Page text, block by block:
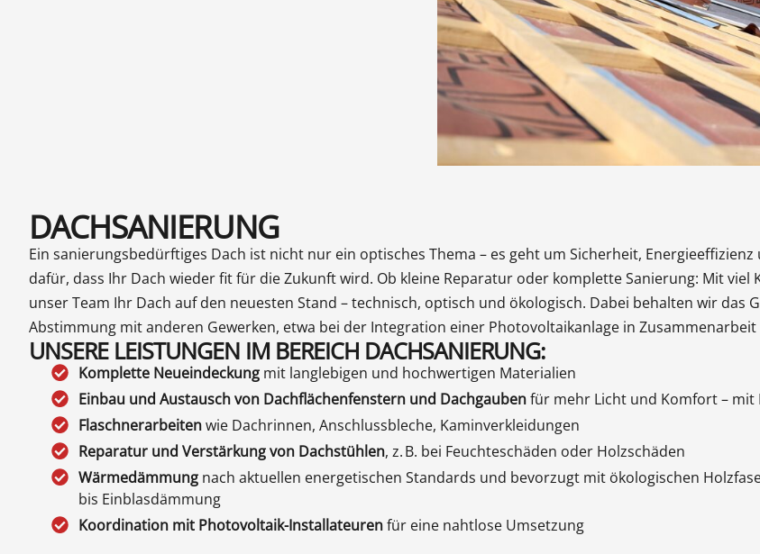
DACHSANIERUNG
Ein sanierungsbedürftiges Dach ist nicht nur ein optisches Thema – es geht um Sicherheit,
dafür, dass Ihr Dach wieder fit für die Zukunft wird. Ob kleine Reparatur oder komplette Sanierung: Mit
unser Team Ihr Dach auf den neuesten Stand – technisch, optisch und ökologisch. Dabei behalten wir das
Abstimmung mit anderen Gewerken, etwa bei der Integration einer Photovoltaikanlage in
UNSERE LEISTUNGEN IM BEREICH DACHSANIERUNG:
Komplette Neueindeckung mit langlebigen und hochwertigen Materialien
Einbau und Austausch von Dachflächenfenstern und Dachgaubenfür mehr Licht und Komfort –
Flaschnerarbeitenwie Dachrinnen, Anschlussbleche, Kaminverkleidungen
Reparatur und Verstärkungvon Dachstühlen, z. B. bei Feuchteschäden oder Holzschäden
Wärmedämmung nach aktuellen energetischen Standards und bevorzugt mit ökologischen
bis Einblasdämmung
Koordination mit Photovoltaik-Installateurenfür eine nahtlose Umsetzung